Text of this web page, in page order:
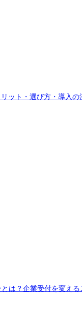
ット・選び方・導入の
とは？企業受付を変え